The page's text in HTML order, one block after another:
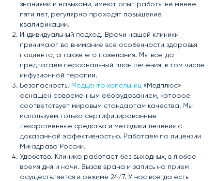
знаниями и навыками, имеют опыт работы не менее
пяти лет, регулярно проходят повышение
квалификации.
Индивидуальный подход. Врачи нашей клиники
принимают во внимание все особенности здоровья
пациента, а также его пожелания. Мы всегда
предлагаем персональный план лечения, в том числе
инфузионной терапии.
Безопасность. Медцентр капельниц «Медплюс»
оснащен современным оборудованием, которое
соответствует мировым стандартам качества. Мы
используем только сертифицированные
лекарственные средства и методики лечения с
доказанной эффективностью. Работаем по лицензии
Минздрава России.
Удобство. Клиника работает без выходных, в любое
время дня и ночи. Вызов врача и запись на прием
осуществляется в режиме 24/7. У нас всегда есть